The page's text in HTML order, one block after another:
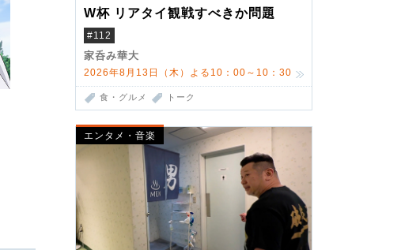
W杯 リアタイ観戦すべきか問題
#112
家呑み華大
2026年8月13日（木）よる10：00～10：30
食・グルメ トーク
エンタメ・音楽